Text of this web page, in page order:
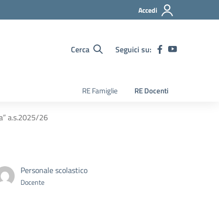
Accedi
Cerca Seguici su:
RE Famiglie RE Docenti
a.s.2025/26
Personale scolastico
Docente